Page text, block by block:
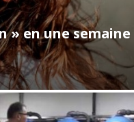
» en une semaine